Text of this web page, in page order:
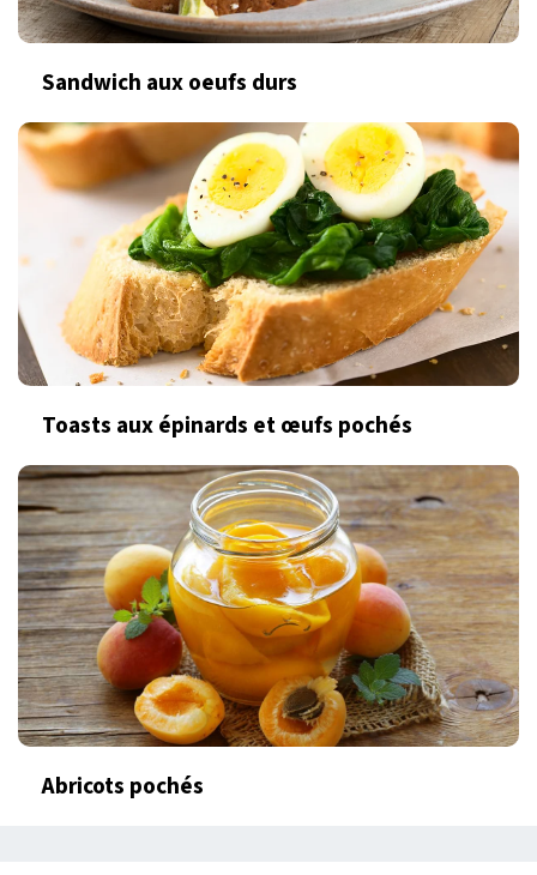
Sandwich aux oeufs durs
Toasts aux épinards et œufs pochés
Abricots pochés